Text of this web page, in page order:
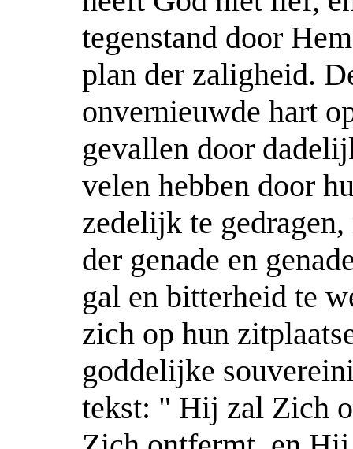
tegenstand door
plan der zaligheid.
onvernieuwde hart
gevallen door
velen hebben door
zedelijk te
der genade en
gal en bitterheid te
zich op hun
goddelijke
tekst: " Hij zal Zich